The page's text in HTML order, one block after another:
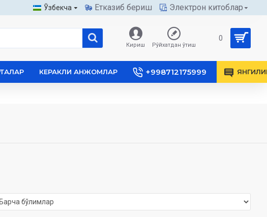
Ўзбекча Етказиб бериш Электрон китоблар
Кириш Рўйхатдан ўтиш
0
КЕРАКЛИ АНЖОМЛАР +998712175999